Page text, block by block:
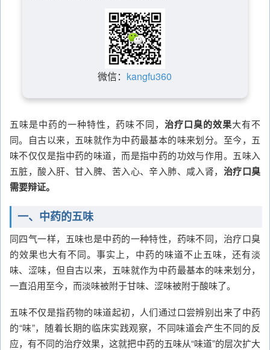
微信： kangfu360
五味是中药的一种特性，药味不同， 治疗口臭的效果大有不
同。自古以来，五味就作为中药最基本的味来划分。至今，五
味不仅仅是指中药的味道，而是指中药的功效与作用。五味入
五脏，酸入肝、甘入脾、苦入心、辛入肺、咸入肾， 治疗口臭
需要辩证。
一、中药的五味
同四气一样，五味也是中药的一种特性，药味不同，治疗口臭
的效果也大有不同。事实上，中药的味道不止五味，还有淡
味、涩味，但自古以来，五味就作为中药最基本的味来划分，
一直沿用至今，而淡味被附于甘味、涩味被附于酸味了。
五味不仅是指药物的味道起初，人们通过口尝辨别出来了中药
的“味”，随着长期的临床实践观察，不同味道会产生不同的反
应，有不同的治疗效果，这就把中药的五味从“味道”的层次扩大